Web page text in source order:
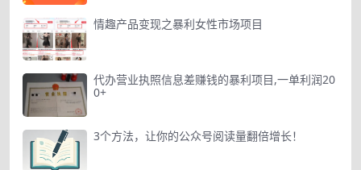
情趣产品变现之暴利女性市场项目
代办营业执照信息差赚钱的暴利项目,一单利润20
0+
3个方法，让你的公众号阅读量翻倍增长！